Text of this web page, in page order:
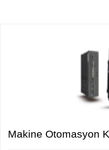
Makine Otomasyon